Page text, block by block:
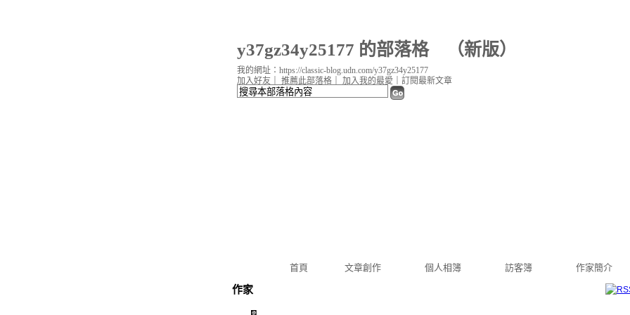
y37gz34y25177 的部落格（新版）
首頁 文章創作 個人相簿 訪客簿 作家簡介
加入好友 推薦此部落格 加入我的最愛 訂閱最新文章
我的網址：https://classic-blog.udn.com/y37gz34y25177
作家